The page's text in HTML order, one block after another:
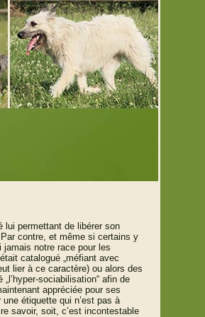
lui permettant de libérer son
contre, et même si certains y
notre race pour les
catalogué „méfiant avec
lier à ce caractère) ou alors des
sociabilisation“ afin de
appréciée pour ses
étiquette qui n’est pas à
savoir, soit, c’est incontestable